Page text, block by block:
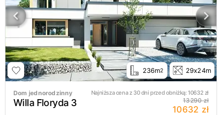
236m2 29x24m
Dom jednorodzinny Najniższa cena z 30 dni przed obniżką:10632 zł
Willa Floryda 3 13290 zł
10632 zł